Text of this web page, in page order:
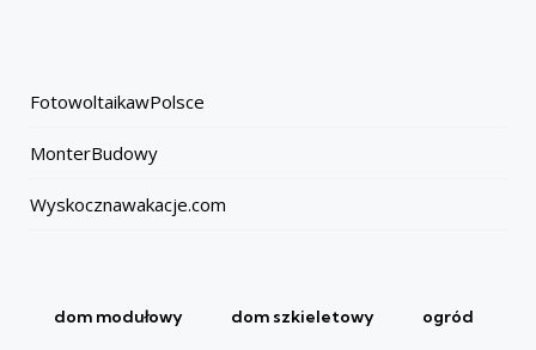
FotowoltaikawPolsce
MonterBudowy
Wyskocznawakacje.com
dom modułowy dom szkieletowy ogród